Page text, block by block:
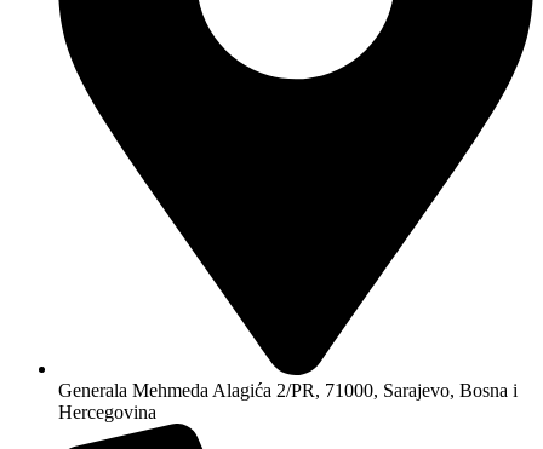
Generala Mehmeda Alagića 2/PR, 71000, Sarajevo, Bosna i
Hercegovina